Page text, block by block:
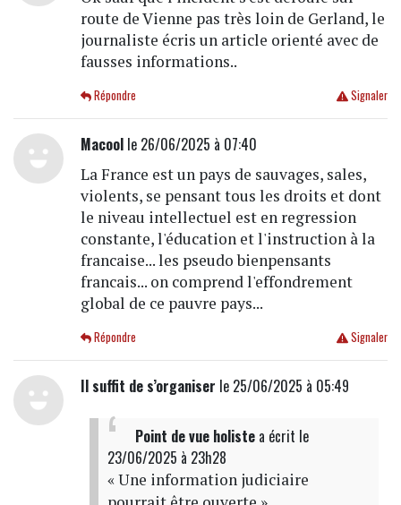
route de Vienne pas très loin de Gerland, le
journaliste écris un article orienté avec de
fausses informations..
Signaler
Répondre
Macoolle 26/06/2025 à 07:40
La France est un pays de sauvages, sales,
violents, se pensant tous les droits et dont
le niveau intellectuel est en regression
constante, l'éducation et l'instruction à la
francaise... les pseudo bienpensants
francais... on comprend l'effondrement
global de ce pauvre pays...
Signaler
Répondre
Il suffit de s’organiser le 25/06/2025 à 05:49
Point de vue holistea écrit le
23/06/2025 à 23h28
« Une information judiciaire